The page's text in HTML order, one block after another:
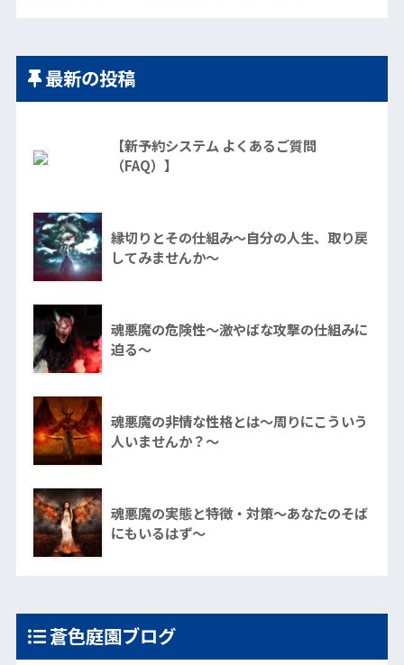
最新の投稿
【新予約システム よくあるご質問
（FAQ）】
縁切りとその仕組み～自分の人生、取り戻
してみませんか～
魂悪魔の危険性～激やばな攻撃の仕組みに
迫る～
魂悪魔の非情な性格とは～周りにこういう
人いませんか？～
魂悪魔の実態と特徴・対策～あなたのそば
にもいるはず～
蒼色庭園ブログ